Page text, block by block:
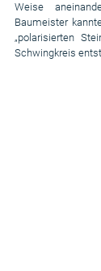
Weise
Baumeister
„polarisierten
Schwingkreis